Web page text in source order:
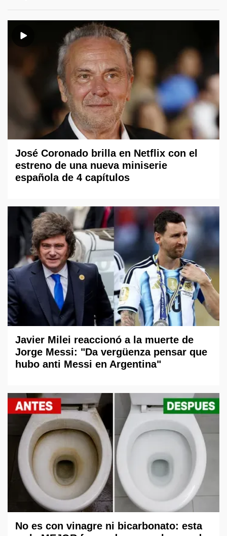
José Coronado brilla en Netflix con el
estreno de una nueva miniserie
española de 4 capítulos
Javier Milei reaccionó a la muerte de
Jorge Messi: "Da vergüenza pensar que
hubo anti Messi en Argentina"
No es con vinagre ni bicarbonato: esta